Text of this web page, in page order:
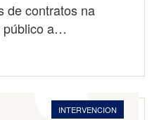
de contratos na
público a…
INTERVENCION